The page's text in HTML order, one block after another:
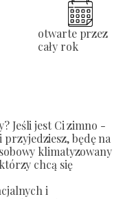
otwarte przez
cały rok
Jeśli jest Ci zimno -
przyjedziesz, będę na
klimatyzowany
chcą się
i